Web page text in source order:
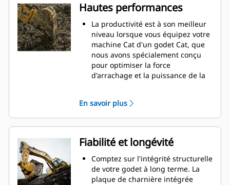
Hautes performances
La productivité est à son meilleur
niveau lorsque vous équipez votre
machine Cat d'un godet Cat, que
nous avons spécialement conçu
pour optimiser la force
d'arrachage et la puissance de la
double améliore le flux des
matières dans le godet. Le
dégagement de talon accru
garantit que le fond du godet ne
frotte pas, ce qui réduit les coûts
d'entretien.
La consommation de carburant est
maximale lors de l'excavation. Les
En savoir plus
Fiabilité et longévité
Comptez sur l'intégrité structurelle
de votre godet à long terme. La
plaque de charnière intégrée